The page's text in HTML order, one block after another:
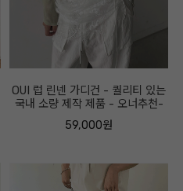
OUI 럽 린넨 가디건 - 퀄리티 있는
국내 소량 제작 제품 - 오너추천-
59,000원